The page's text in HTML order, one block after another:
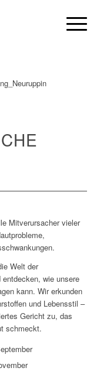
Mitverursacher vieler
Welt der
wie unsere
kann. Wir erkunden
und Lebensstil –
Gericht zu, das
schmeckt.